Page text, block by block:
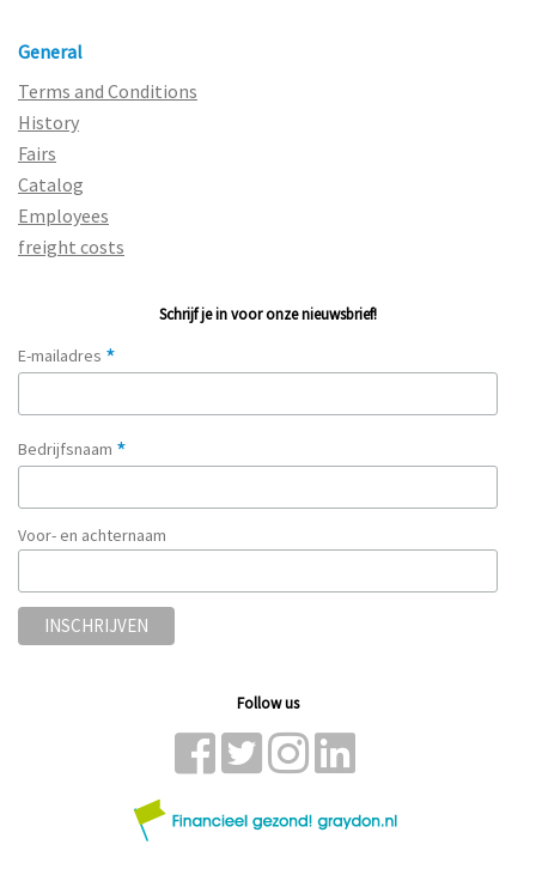
General
Terms and Conditions
History
Fairs
Catalog
Employees
freight costs
Schrijf je in voor onze nieuwsbrief!
E-mailadres *
Bedrijfsnaam *
Voor- en achternaam
Follow us